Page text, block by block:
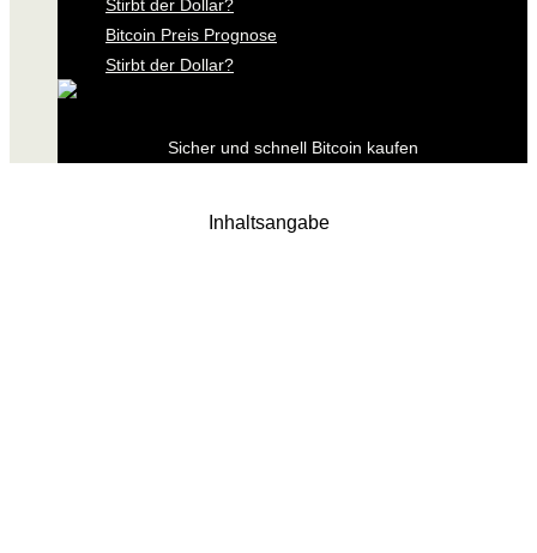
Stirbt der Dollar?
Bitcoin Preis Prognose
Stirbt der Dollar?
Sicher und schnell Bitcoin kaufen
Inhaltsangabe